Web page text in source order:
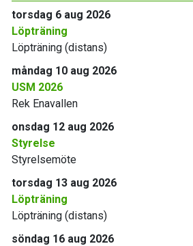
torsdag 6 aug 2026
Löpträning
Löpträning (distans)
måndag 10 aug 2026
USM 2026
Rek Enavallen
onsdag 12 aug 2026
Styrelse
Styrelsemöte
torsdag 13 aug 2026
Löpträning
Löpträning (distans)
söndag 16 aug 2026